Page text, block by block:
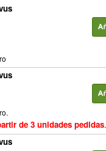
de 3 unidades pedidas.